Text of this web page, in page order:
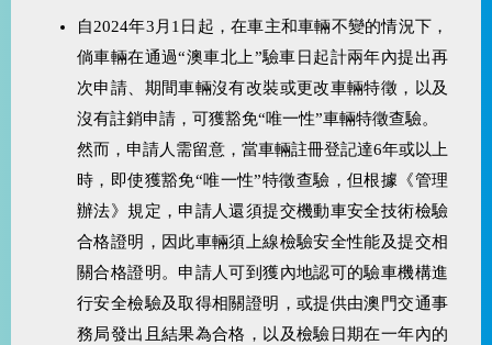
自2024年3月1日起，在車主和車輛不變的情況下，
倘車輛在通過“澳車北上”驗車日起計兩年內提出再
次申請、期間車輛沒有改裝或更改車輛特徵，以及
沒有註銷申請，可獲豁免“唯一性”車輛特徵查驗。
然而，申請人需留意，當車輛註冊登記達6年或以上
時，即使獲豁免“唯一性”特徵查驗，但根據《管理
辦法》規定，申請人還須提交機動車安全技術檢驗
合格證明，因此車輛須上線檢驗安全性能及提交相
關合格證明。申請人可到獲內地認可的驗車機構進
行安全檢驗及取得相關證明，或提供由澳門交通事
務局發出且結果為合格，以及檢驗日期在一年內的